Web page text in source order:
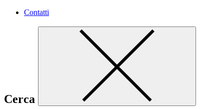
Contatti
Cerca